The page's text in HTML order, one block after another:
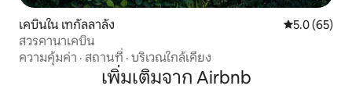
เคบินใน เทกัลลาลัง คะแนนเฉลี่ย
5.0 (65)
สวรคานาเคบิน
ความคุ้มค่า · สถานที่ · บริเวณใกล้เคียง
เพิ่มเติมจาก Airbnb